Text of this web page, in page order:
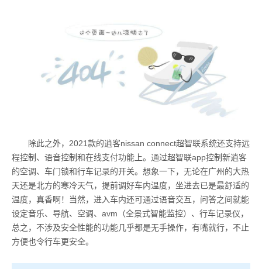
除此之外，2021款的逍客nissan connect超智联系统还支持远
程控制、语音控制和在线支付功能上。通过超智联app控制新逍客
的空调、车门锁和行车记录的开关。想象一下，无论在广州的大热
天还是北方的寒冷天气，提前调好车内温度，坐进去已是最舒适的
温度，真香啊！当然，进入车内还可通过语音交互，问答之间就能
设定音乐、导航、空调、avm（全景式智能监控）、行车记录仪，
总之，不涉及安全性能的功能几乎都是无手操作，有嘴就行，不止
方便也令行车更安全。